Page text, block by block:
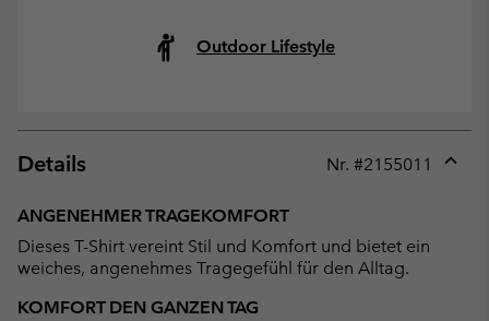
Outdoor Lifestyle
Details Nr. #2155011
ANGENEHMER TRAGEKOMFORT
Dieses T-Shirt vereint Stil und Komfort und bietet ein
weiches, angenehmes Tragegefühl für den Alltag.
KOMFORT DEN GANZEN TAG